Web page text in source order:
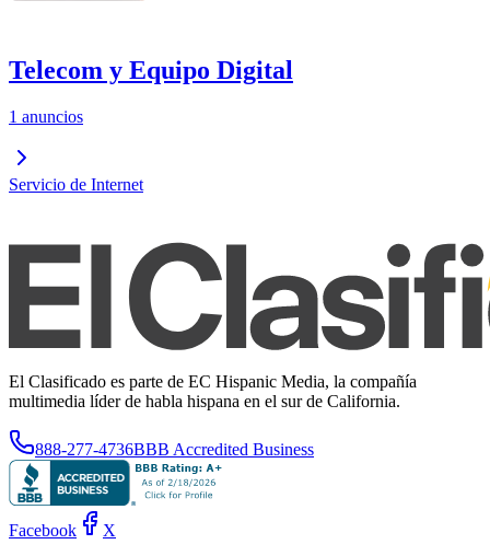
Telecom y Equipo Digital
1 anuncios
Servicio de Internet
El Clasificado es parte de EC Hispanic Media, la compañía
multimedia líder de habla hispana en el sur de California.
888-277-4736BBB Accredited Business
Facebook X